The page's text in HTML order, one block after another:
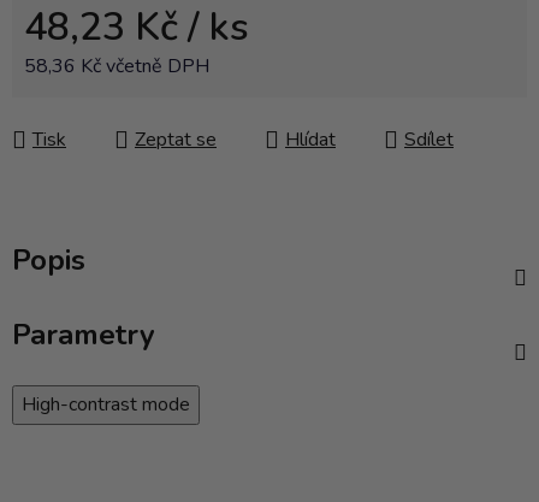
48,23 Kč/ ks
58,36 Kč včetně DPH
Tisk
Zeptat se Hlídat Sdílet
Popis
Parametry
High-contrast mode